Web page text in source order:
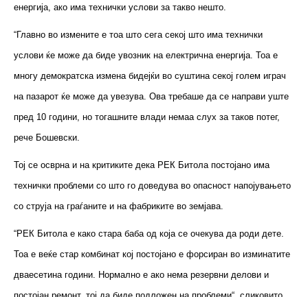
енергија, ако има технички услови за такво нешто.
“Главно во измените е тоа што сега секој што има технички
услови ќе може да биде увозник на електрична енергија. Тоа е
многу демократска измена бидејќи во суштина секој голем играч
на пазарот ќе може да увезува. Ова требаше да се направи уште
пред 10 години, но тогашните влади немаа слух за таков потег,
рече Бошевски.
Тој се осврна и на критиките дека РЕК Битола постојано има
технички проблеми со што го доведува во опасност напојувањето
со струја на граѓаните и на фабриките во земјава.
“РЕК Битола е како стара баба од која се очекува да роди дете.
Тоа е веќе стар комбинат кој постојано е форсиран во изминатите
дваесетина години. Нормално е ако нема резервни делови и